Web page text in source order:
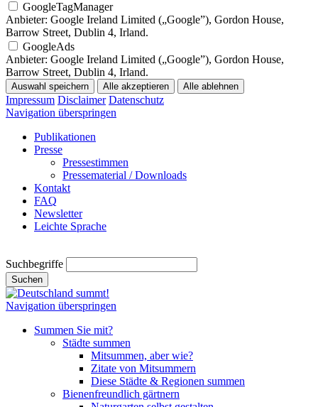
GoogleTagManager
Anbieter: Google Ireland Limited („Google”), Gordon House,
Barrow Street, Dublin 4, Irland.
GoogleAds
Anbieter: Google Ireland Limited („Google”), Gordon House,
Barrow Street, Dublin 4, Irland.
Auswahl speichern Alle akzeptieren Alle ablehnen
Impressum Disclaimer Datenschutz
Navigation überspringen
Publikationen
Presse
Pressestimmen
Pressematerial / Downloads
Kontakt
FAQ
Newsletter
Leichte Sprache
Suchbegriffe
Suchen
Navigation überspringen
Summen Sie mit?
Städte summen
Mitsummen, aber wie?
Zitate von Mitsummern
Diese Städte & Regionen summen
Bienenfreundlich gärtnern